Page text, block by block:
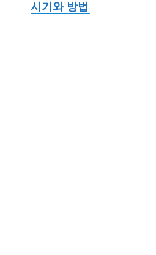
시기와 방법